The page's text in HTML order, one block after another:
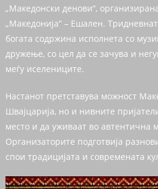
„Македонски денови“,
„Македонија“ – Ешален.
богата содржина исполнета со
дружење, со цел да се зачува и
меѓу иселениците.
Настанот претставува можност
Швајцарија, но и нивните
место и да уживаат во автентична
Организаторите подготвија
спои традицијата и современата